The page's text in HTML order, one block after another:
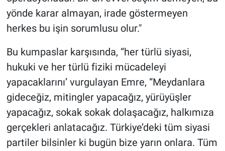
yönde karar almayan, irade göstermeyen
herkes bu işin sorumlusu olur."
Bu kumpaslar karşısında, “her türlü siyasi,
hukuki ve her türlü fiziki mücadeleyi
yapacaklarını’ vurgulayan Emre, “Meydanlara
gideceğiz, mitingler yapacağız, yürüyüşler
yapacağız, sokak sokak dolaşacağız, halkımıza
gerçekleri anlatacağız. Türkiye’deki tüm siyasi
partiler bilsinler ki bugün bize yarın onlara. Tüm